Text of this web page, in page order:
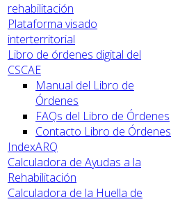
rehabilitación
Plataforma visado
interterritorial
Libro de órdenes digital del
CSCAE
Manual del Libro de
Órdenes
FAQs del Libro de Órdenes
Contacto Libro de Órdenes
IndexARQ
Calculadora de Ayudas a la
Rehabilitación
Calculadora de la Huella de